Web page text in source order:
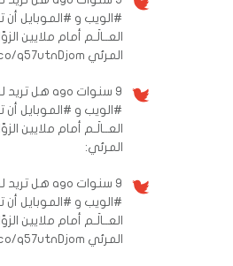
#الويب و #الموبايل
العــالَـم أمام ملايين
المرئي https://t.co/q57utnDjom
9 سنوات ago
هل تريد
#الويب و #الموبايل
العــالَـم أمام ملايين
المرئي:
9 سنوات ago
هل تريد
#الويب و #الموبايل
العــالَـم أمام ملايين
المرئي https://t.co/q57utnDjom